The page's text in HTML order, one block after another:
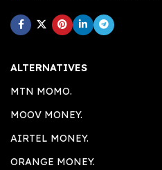
ALTERNATIVES
MTN MOMO.
MOOV MONEY.
AIRTEL MONEY.
ORANGE MONEY.